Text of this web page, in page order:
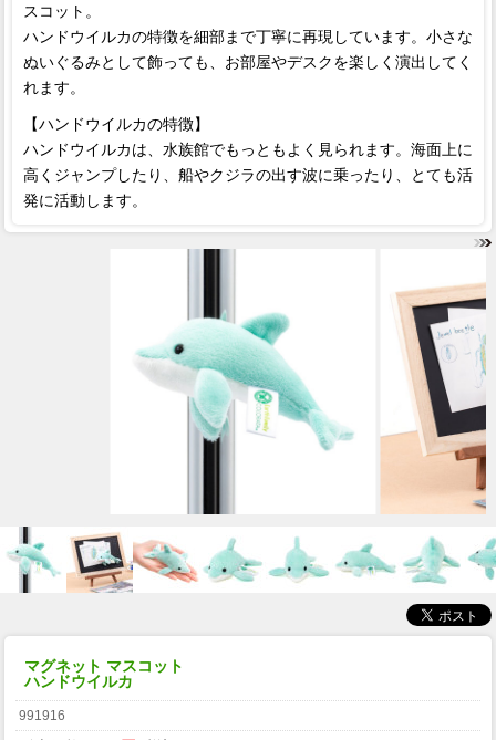
スコット。
ハンドウイルカの特徴を細部まで丁寧に再現しています。小さな
ぬいぐるみとして飾っても、お部屋やデスクを楽しく演出してく
れます。
【ハンドウイルカの特徴】
ハンドウイルカは、水族館でもっともよく見られます。海面上に
高くジャンプしたり、船やクジラの出す波に乗ったり、とても活
発に活動します。
マグネット マスコット
ハンドウイルカ
991916